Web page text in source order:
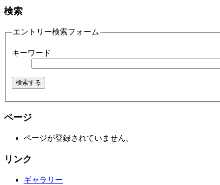
検索
エントリー検索フォーム
キーワード
ページ
ページが登録されていません。
リンク
ギャラリー